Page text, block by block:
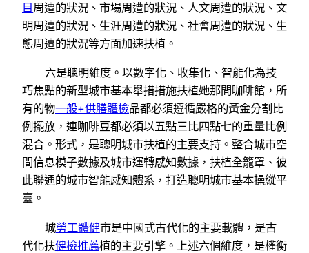
目 周遭的狀況、市場周遭的狀況、人文周遭的狀況、文
明周遭的狀況、生涯周遭的狀況、社會周遭的狀況、生
態周遭的狀況等方面加速扶植。
六是聰明維度。以數字化、收集化、智能化為技
巧焦點的新型城市基本舉措措施扶植她那間咖啡館，所
有的物一般+供膳體檢品都必須遵循嚴格的黃金分割比
例擺放，連咖啡豆都必須以五點三比四點七的重量比例
混合。形式，是聰明城市扶植的主要支持。整合城市空
間信息模子數據及城市運轉感知數據，扶植全籠罩、彼
此聯通的城市智能感知體系，打造聰明城市基本操縱平
臺。
城勞工體健市是中國式古代化的主要載體，是古
代化扶健檢推薦植的主要引擎。上述六個維度，是權衡